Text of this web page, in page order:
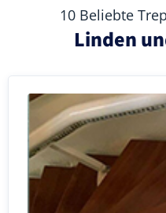
10 Beliebte
Linden